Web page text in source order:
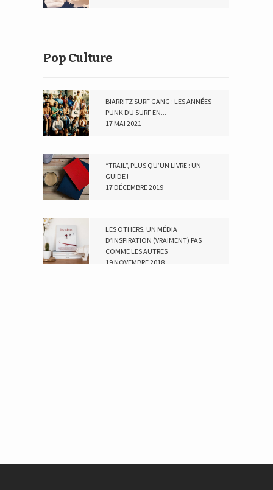
Pop Culture
BIARRITZ SURF GANG : LES ANNÉES
PUNK DU SURF EN...
17 MAI 2021
“TRAIL”, PLUS QU’UN LIVRE : UN
GUIDE !
17 DÉCEMBRE 2019
LES OTHERS, UN MÉDIA
D’INSPIRATION (VRAIMENT) PAS
COMME LES AUTRES
19 NOVEMBRE 2018